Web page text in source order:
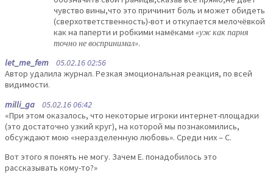
чувство вины,что это причинит боль и может обидеть
(сверхответственность)-вот и откупается мелочёвкой
как на паперти и робкими намёками «уж как парня
точно не воспринимал».
let_me_fem 05.02.16 02:56
Автор удалила журнал. Резкая эмоциональная реакция, по всей
видимости.
milli_ga 05.02.16 06:42
«При этом оказалось, что некоторые игроки интернет-площадки
(это достаточно узкий круг), на которой мы познакомились,
обсуждают мою «неразделенную любовь». Среди них – С.
Вот этого я понять не могу. Зачем Е. понадобилось это
рассказывать кому-то?»